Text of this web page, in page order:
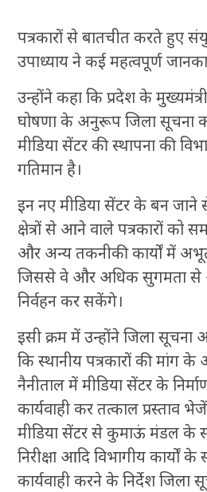
पत्रकारों से बातचीत करते हुए
उपाध्याय ने कई महत्वपूर्ण
उन्होंने कहा कि प्रदेश के
घोषणा के अनुरूप जिला सूचना
मीडिया सेंटर की स्थापना की
गतिमान है।
इन नए मीडिया सेंटर के बन जाने
क्षेत्रों से आने वाले पत्रकारों को
और अन्य तकनीकी कार्यों में
जिससे वे और अधिक सुगमता से
निर्वहन कर सकेंगे।
इसी क्रम में उन्होंने जिला सूचना
कि स्थानीय पत्रकारों की मांग
नैनीताल में मीडिया सेंटर के
कार्यवाही कर तत्काल प्रस्ताव
मीडिया सेंटर से कुमाऊं मंडल के
निरीक्षा आदि विभागीय
कार्यवाही करने के निर्देश जिला